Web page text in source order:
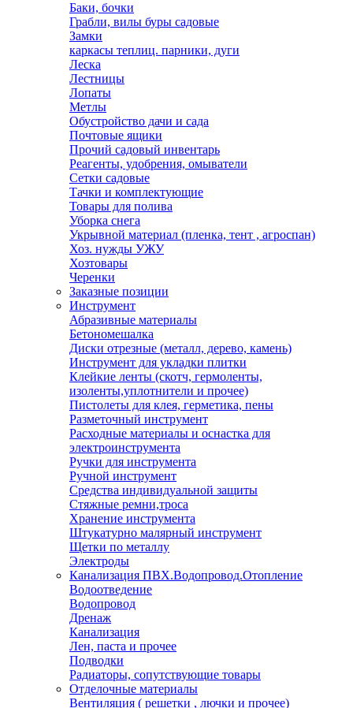
Баки, бочки
Грабли, вилы буры садовые
Замки
каркасы теплиц. парники, дуги
Леска
Лестницы
Лопаты
Метлы
Обустройство дачи и сада
Почтовые ящики
Прочий садовый инвентарь
Реагенты, удобрения, омыватели
Сетки садовые
Тачки и комплектующие
Товары для полива
Уборка снега
Укрывной материал (пленка, тент , агроспан)
Хоз. нужды УЖУ
Хозтовары
Черенки
Заказные позиции
Инструмент
Абразивные материалы
Бетономешалка
Диски отрезные (металл, дерево, камень)
Инструмент для укладки плитки
Клейкие ленты (скотч, гермоленты,
изоленты,уплотнители и прочее)
Пистолеты для клея, герметика, пены
Разметочный инструмент
Расходные материалы и оснастка для
электроинструмента
Ручки для инструмента
Ручной инструмент
Средства индивидуальной защиты
Стяжные ремни,троса
Хранение инструмента
Штукатурно малярный инструмент
Щетки по металлу
Электроды
Канализация ПВХ.Водопровод.Отопление
Водоотведение
Водопровод
Дренаж
Канализация
Лен, паста и прочее
Подводки
Радиаторы, сопутствующие товары
Отделочные материалы
Вентиляция ( решетки , лючки и прочее)